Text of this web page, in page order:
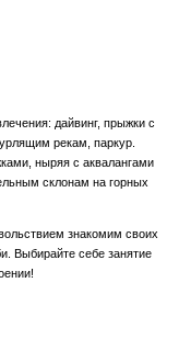
дайвинг, прыжки с
рекам, паркур.
ныряя с аквалангами
склонам на горных
знакомим своих
Выбирайте себе занятие